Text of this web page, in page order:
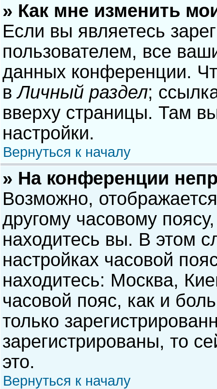
» Как мне изменить
Если вы являетесь
пользователем, все
данных конференции.
вЛичный раздел;
вверху страницы. Там
настройки.
Вернуться к началу
» На конференции
Возможно,
другому часовому
находитесь вы. В этом
настройках часовой
находитесь: Москва,
часовой пояс, как и
только
зарегистрированы, то
это.
Вернуться к началу